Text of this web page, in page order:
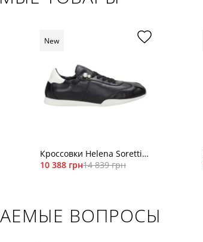
Кроссовки Helena Soretti
LEONA 26/05
10 388 грн14 839 грн
New
ВОПРОСЫ